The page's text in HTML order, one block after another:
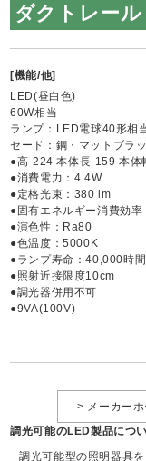
ダクトレール
[機能/他]
LED(昼白色)
60W相当
ランプ：LED電球40形相
セード：鋼・マットブラ
●高-224 本体長-159 本
●消費電力：4.4W
●定格光束：380 lm
●固有エネルギー消費効
●演色性：Ra80
●色温度：5000K
●ランプ寿命：40,000時間
●照射近接限度10cm
●調光器併用不可
●9VA(100V)
> メーカー
調光可能のLED製品につ
調光可能型の照明器具